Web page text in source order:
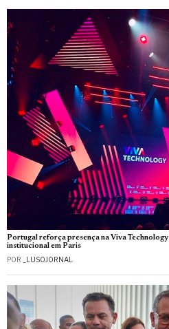
Portugal reforça presença na Viva
institucional em Paris
POR _LUSOJORNAL